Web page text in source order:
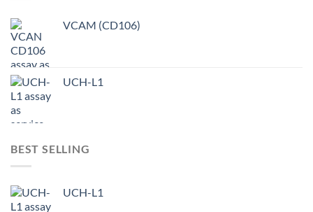
VCAM (CD106)
UCH-L1
BEST SELLING
UCH-L1